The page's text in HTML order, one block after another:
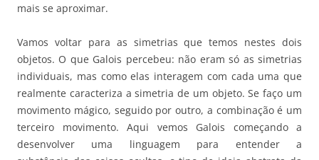
mais se aproximar.
Vamos voltar para as simetrias que temos nestes dois
objetos. O que Galois percebeu: não eram só as simetrias
individuais, mas como elas interagem com cada uma que
realmente caracteriza a simetria de um objeto. Se faço um
movimento mágico, seguido por outro, a combinação é um
terceiro movimento. Aqui vemos Galois começando a
desenvolver uma linguagem para entender a